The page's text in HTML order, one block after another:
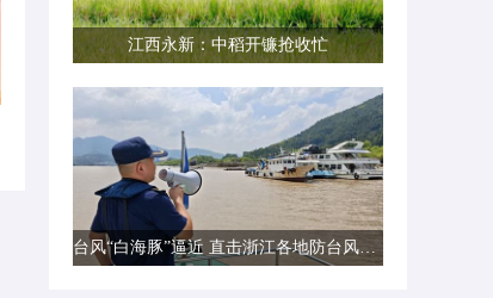
江西永新：中稻开镰抢收忙
台风“白海豚”逼近 直击浙江各地防台风一线现场